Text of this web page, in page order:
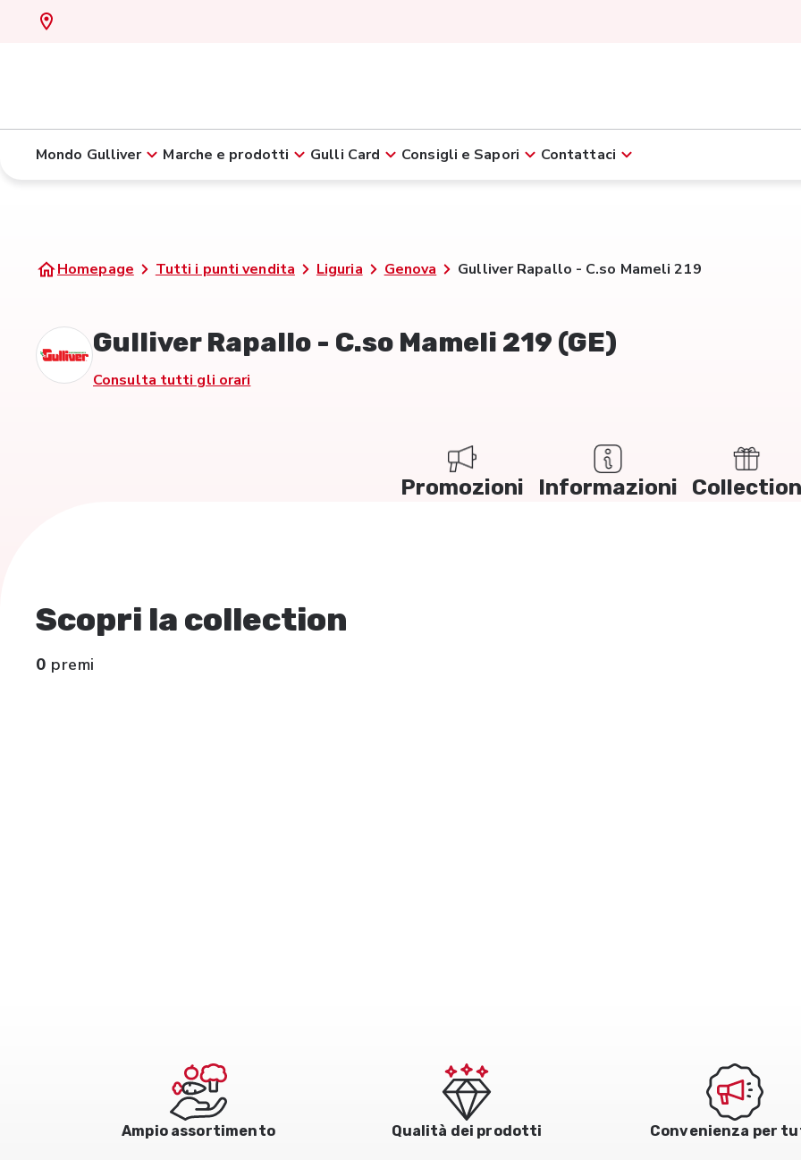
Mondo Gulliver Marche e prodotti Gulli Card Consigli e Sapori Contattaci
Homepage Tutti i punti vendita Liguria Genova Gulliver Rapallo - C.so Mameli 219
Gulliver Rapallo - C.so Mameli 219 (GE)
Consulta tutti gli orari
Promozioni Informazioni Collection
Scopri la collection
0 premi
Ampio assortimento Qualità dei prodotti Convenienza per